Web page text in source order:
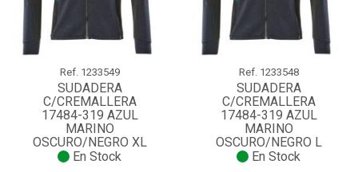
Ref. 1233549
SUDADERA
C/CREMALLERA
17484-319 AZUL
MARINO
OSCURO/NEGRO XL
En Stock
Ref. 1233548
SUDADERA
C/CREMALLERA
17484-319 AZUL
MARINO
OSCURO/NEGRO L
En Stock